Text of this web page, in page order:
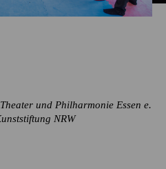
und Philharmonie Essen e.
NRW